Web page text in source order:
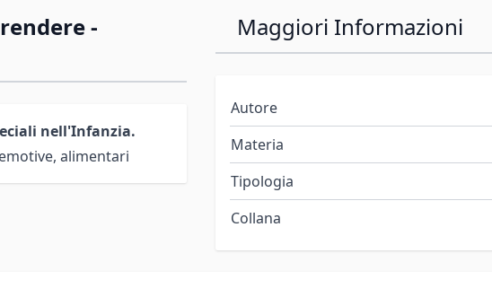
-
nell'Infanzia.
alimentari
Maggiori Informazioni
Autore
Materia
Tipologia
Collana